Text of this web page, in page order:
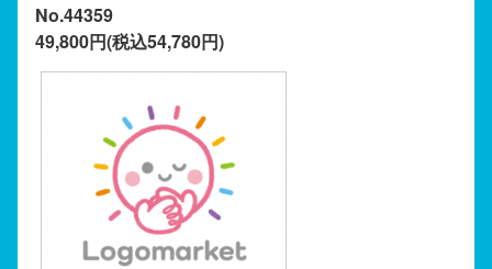
No.44359
49,800円(税込54,780円)